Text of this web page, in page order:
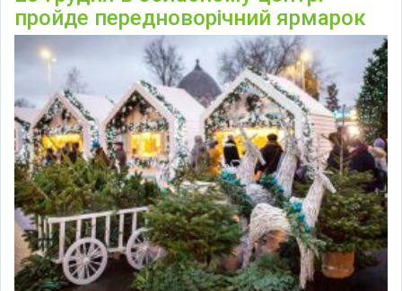
пройде передноворічний ярмарок